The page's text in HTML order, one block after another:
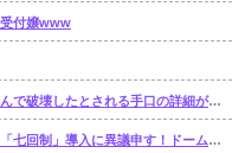
受付嬢www
とされる手口の詳細が明らかに･･････！！
」導入に異議申す！ドーム球場でやれ